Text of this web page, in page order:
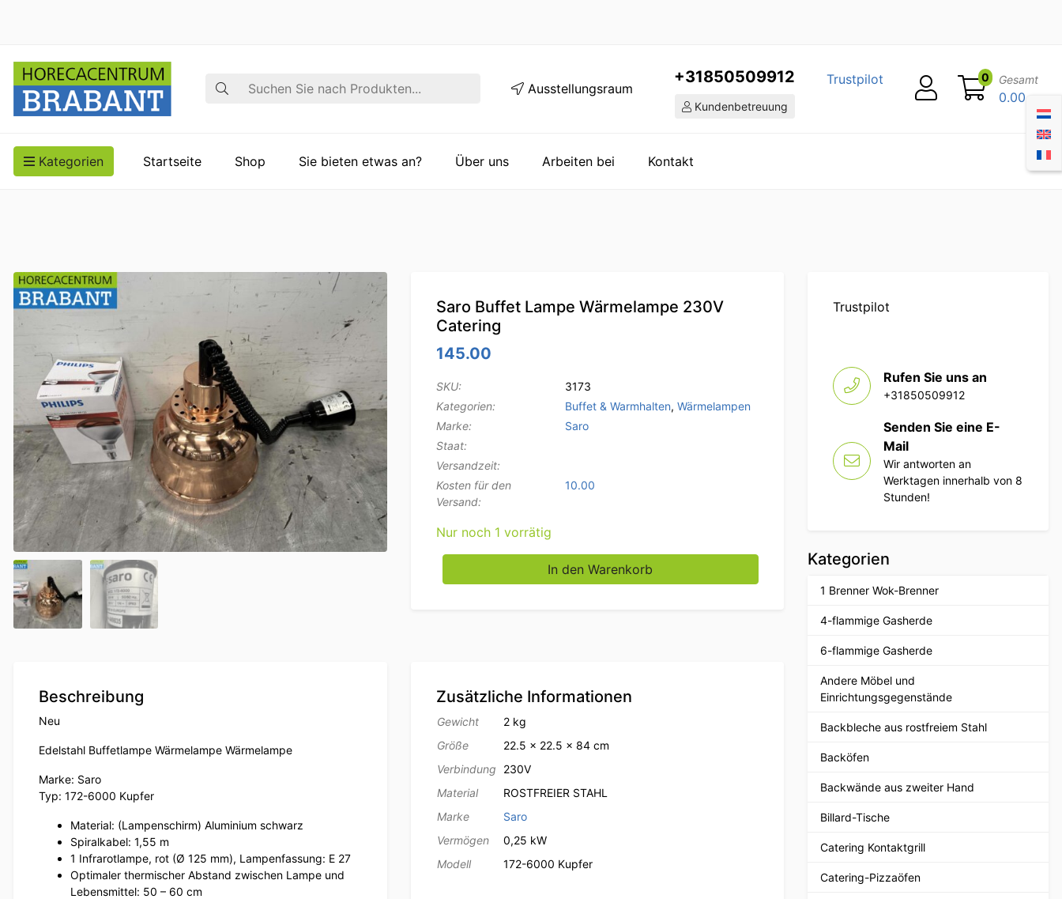
Suche Ausstellungsraum
+31850509912
Kundenbetreuung
Trustpilot 0 Gesamt
0.00
Kategorien Startseite Shop Sie bieten etwas an? Über uns Arbeiten bei Kontakt
Saro Buffet Lampe Wärmelampe 230V
Catering
145.00
SKU:
3173
Kategorien:
Buffet & Warmhalten, Wärmelampen
Marke:
Saro
Staat:
Versandzeit:
Kosten für den
Versand:
10.00
Nur noch 1 vorrätig
Saro Buffet Lampe Wärmelampe 230V Catering Menge
In den Warenkorb
Beschreibung
Neu
Edelstahl Buffetlampe Wärmelampe Wärmelampe
Marke: Saro
Typ: 172-6000 Kupfer
Material: (Lampenschirm) Aluminium schwarz
Spiralkabel: 1,55 m
1 Infrarotlampe, rot (Ø 125 mm), Lampenfassung: E 27
Optimaler thermischer Abstand zwischen Lampe und
Lebensmittel: 50 – 60 cm
Zusätzliche Informationen
Gewicht
2 kg
Größe
22.5 × 22.5 × 84 cm
Verbindung
230V
Material
ROSTFREIER STAHL
Marke
Saro
Vermögen
0,25 kW
Modell
172-6000 Kupfer
Trustpilot
Rufen Sie uns an
+31850509912
Senden Sie eine E-
Mail
Wir antworten an
Werktagen innerhalb von 8
Stunden!
Kategorien
1 Brenner Wok-Brenner
4-flammige Gasherde
6-flammige Gasherde
Andere Möbel und
Einrichtungsgegenstände
Backbleche aus rostfreiem Stahl
Backöfen
Backwände aus zweiter Hand
Billard-Tische
Catering Kontaktgrill
Catering-Pizzaöfen